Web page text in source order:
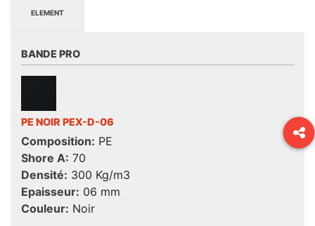
ELEMENT
BANDE PRO
PE NOIR PEX-D-06
Composition: PE
Shore A: 70
Densité: 300 Kg/m3
Epaisseur: 06 mm
Couleur: Noir